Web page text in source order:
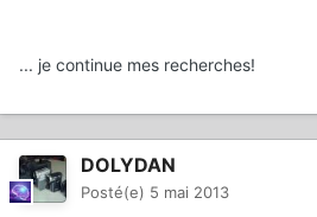
... je continue mes recherches!
DOLYDAN
Posté(e) 5 mai 2013